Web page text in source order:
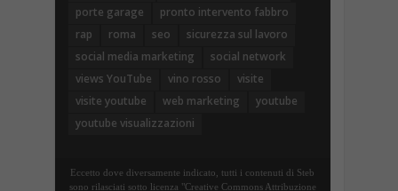
porte garage
pronto intervento fabbro
rap
roma seo
sicurezza sul lavoro
social media marketing
social network
views YouTube
vino rosso
visite
visite youtube
web marketing
youtube
youtube visualizzazioni
Eccetto dove diversamente indicato, tutti i contenuti di Steb
sono rilasciati sotto licenza "Creative Commons Attribuzione